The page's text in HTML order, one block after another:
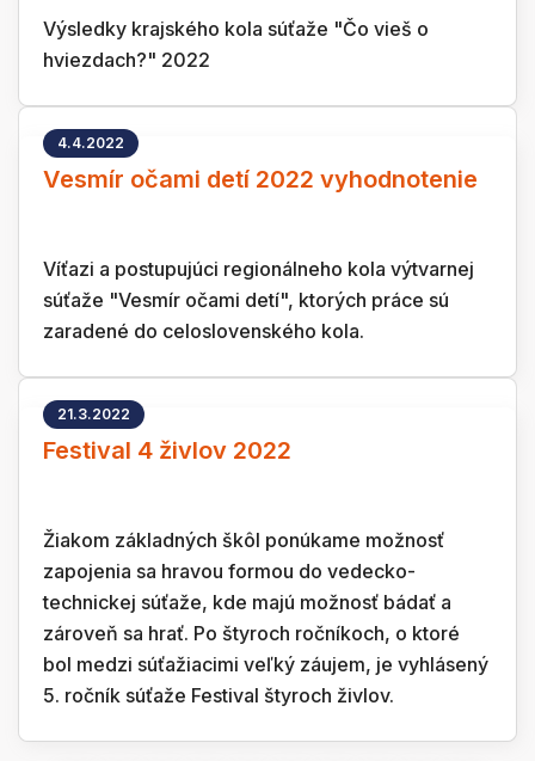
Výsledky krajského kola súťaže "Čo vieš o
hviezdach?" 2022
4.4.2022
Vesmír očami detí 2022 vyhodnotenie
Víťazi a postupujúci regionálneho kola výtvarnej
súťaže "Vesmír očami detí", ktorých práce sú
zaradené do celoslovenského kola.
21.3.2022
Festival 4 živlov 2022
Žiakom základných škôl ponúkame možnosť
zapojenia sa hravou formou do vedecko-
technickej súťaže, kde majú možnosť bádať a
zároveň sa hrať. Po štyroch ročníkoch, o ktoré
bol medzi súťažiacimi veľký záujem, je vyhlásený
5. ročník súťaže Festival štyroch živlov.